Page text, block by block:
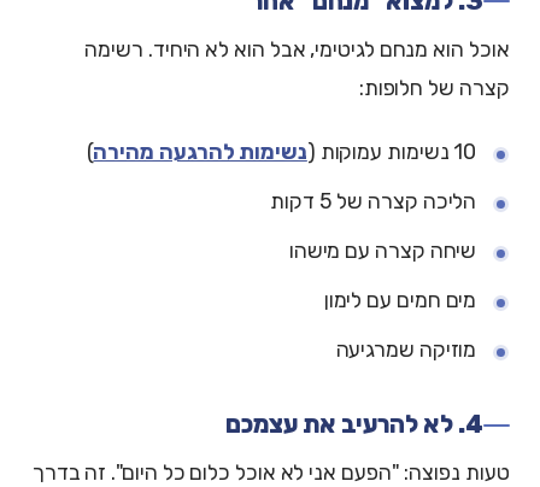
אוכל הוא מנחם לגיטימי, אבל הוא לא היחיד. רשימה
קצרה של חלופות:
10 נשימות עמוקות ( נשימות להרגעה מהירה)
הליכה קצרה של 5 דקות
שיחה קצרה עם מישהו
מים חמים עם לימון
מוזיקה שמרגיעה
4. לא להרעיב את עצמכם
טעות נפוצה: "הפעם אני לא אוכל כלום כל היום". זה בדרך